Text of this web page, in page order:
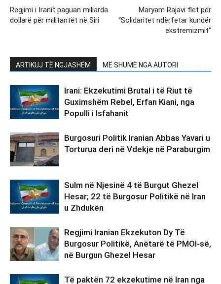
Regjimi i Iranit paguan miliarda
dollarë për militantët në Siri
Maryam Rajavi flet për
“Solidaritet ndërfetar kundër
ekstremizmit”
ARTIKUJ TË NGJASHËM MË SHUMË NGA AUTORI
Irani: Ekzekutimi Brutal i të Riut të
Guximshëm Rebel, Erfan Kiani, nga
Populli i Isfahanit
Burgosuri Politik Iranian Abbas Yavari u
Torturua deri në Vdekje në Paraburgim
Sulm në Njesinë 4 të Burgut Ghezel
Hesar; 22 të Burgosur Politikë në Iran
u Zhdukën
Regjimi Iranian Ekzekuton Dy Të
Burgosur Politikë, Anëtarë të PMOI-së,
në Burgun Ghezel Hesar
Të paktën 72 ekzekutime në Iran nga